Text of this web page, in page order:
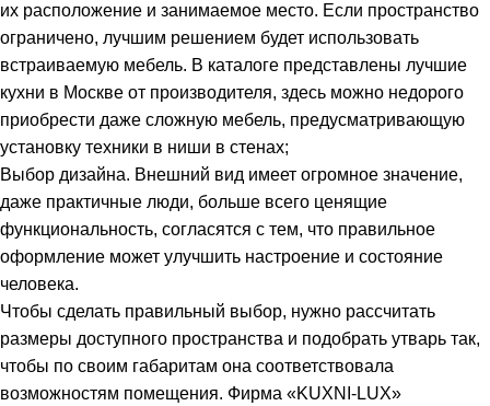
их расположение и занимаемое место. Если пространство
ограничено, лучшим решением будет использовать
встраиваемую мебель. В каталоге представлены лучшие
кухни в Москве от производителя, здесь можно недорого
приобрести даже сложную мебель, предусматривающую
установку техники в ниши в стенах;
Выбор дизайна. Внешний вид имеет огромное значение,
даже практичные люди, больше всего ценящие
функциональность, согласятся с тем, что правильное
оформление может улучшить настроение и состояние
человека.
Чтобы сделать правильный выбор, нужно рассчитать
размеры доступного пространства и подобрать утварь так,
чтобы по своим габаритам она соответствовала
возможностям помещения. Фирма «KUXNI-LUX»